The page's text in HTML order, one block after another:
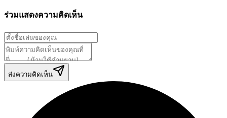
ร่วมแสดงความคิดเห็น
ส่งความคิดเห็น